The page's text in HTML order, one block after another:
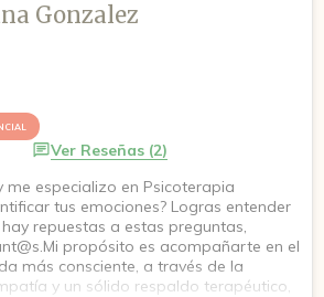
Gonzalez
Ver Reseñas (2)
me especializo en Psicoterapia
tus emociones? Logras entender
repuestas a estas preguntas,
propósito es acompañarte en el
más consciente, a través de la
y un sólido respaldo terapéutico,